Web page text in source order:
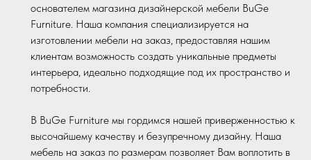
основателем магазина дизайнерской мебели BuGe
Furniture. Наша компания специализируется на
изготовлении мебели на заказ, предоставляя нашим
клиентам возможность создать уникальные предметы
интерьера, идеально подходящие под их пространство и
потребности.
В BuGe Furniture мы гордимся нашей приверженностью к
высочайшему качеству и безупречному дизайну. Наша
мебель на заказ по размерам позволяет Вам воплотить в